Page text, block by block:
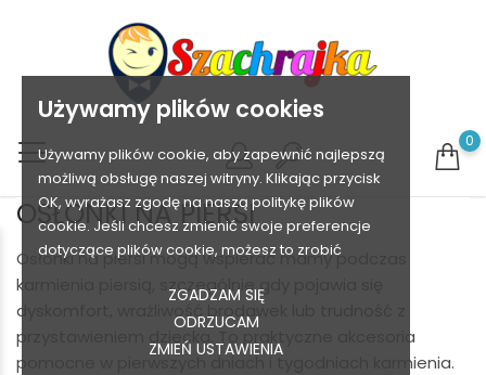
Używamy plików cookies
Używamy plików cookie, aby zapewnić najlepszą
możliwą obsługę naszej witryny. Klikając przycisk
OK, wyrażasz zgodę na naszą politykę plików
cookie. Jeśli chcesz zmienić swoje preferencje
dotyczące plików cookie, możesz to zrobić
ZGADZAM SIĘ
ODRZUCAM
ZMIEŃ USTAWIENIA
0
OSŁONKI NA PIERSI
Osłonki na piersi mogą wspierać mamy podczas
karmienia piersią, szczególnie gdy pojawia się
dyskomfort, wrażliwość brodawek lub trudność z
przystawieniem dziecka. To praktyczne akcesoria
pomocne w pierwszych dniach i tygodniach karmienia.